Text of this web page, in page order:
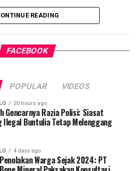
diraih Pemerintahan AIR
atas keberhasilan pemerintah
masyarakat agar makin
dalam mengakses berbagai
indeks kinerja pegawai serta
korps abdi negara.
perda berhasil menjaring
dipastikan tidak mampu
dispensasi atau surat izin keluar
mobile menyasar sejumlah
pusat keramaian dan
Citimall Gorontalo,
READING
FACEBOOK
POPULAR VIDEOS
20 hours ago
Gencarnya Razia Polisi: Siasat
Ilegal Buntulia Tetap Melenggang
4 days ago
Warga Sejak 2024: PT